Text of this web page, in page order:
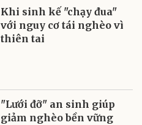
Khi sinh kế "chạy đua"
với nguy cơ tái nghèo vì
thiên tai
"Lưới đỡ" an sinh giúp
giảm nghèo bền vững